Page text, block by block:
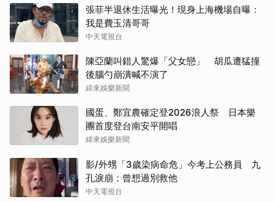
張菲半退休生活曝光！現身上海機場自曝：
我是費玉清哥哥
中天電視台
陳亞蘭叫錯人驚爆「父女戀」 胡瓜遭猛撞
後腦勺崩潰喊不演了
緯來娛樂新聞
國蛋、鄭宜農確定登2026浪人祭 日本樂
團首度登台南安平開唱
緯來娛樂新聞
影/外甥「3歲染病命危」今考上公務員 九
孔淚崩：曾想過別救他
中天電視台